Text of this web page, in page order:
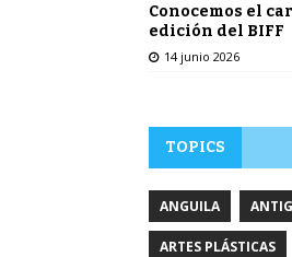
Conocemos el
edición del BIFF
14 junio 2026
TOPICS
ANGUILA
ARTES PLÁSTICAS